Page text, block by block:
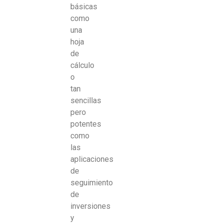
básicas
como
una
hoja
de
cálculo
o
tan
sencillas
pero
potentes
como
las
aplicaciones
de
seguimiento
de
inversiones
y